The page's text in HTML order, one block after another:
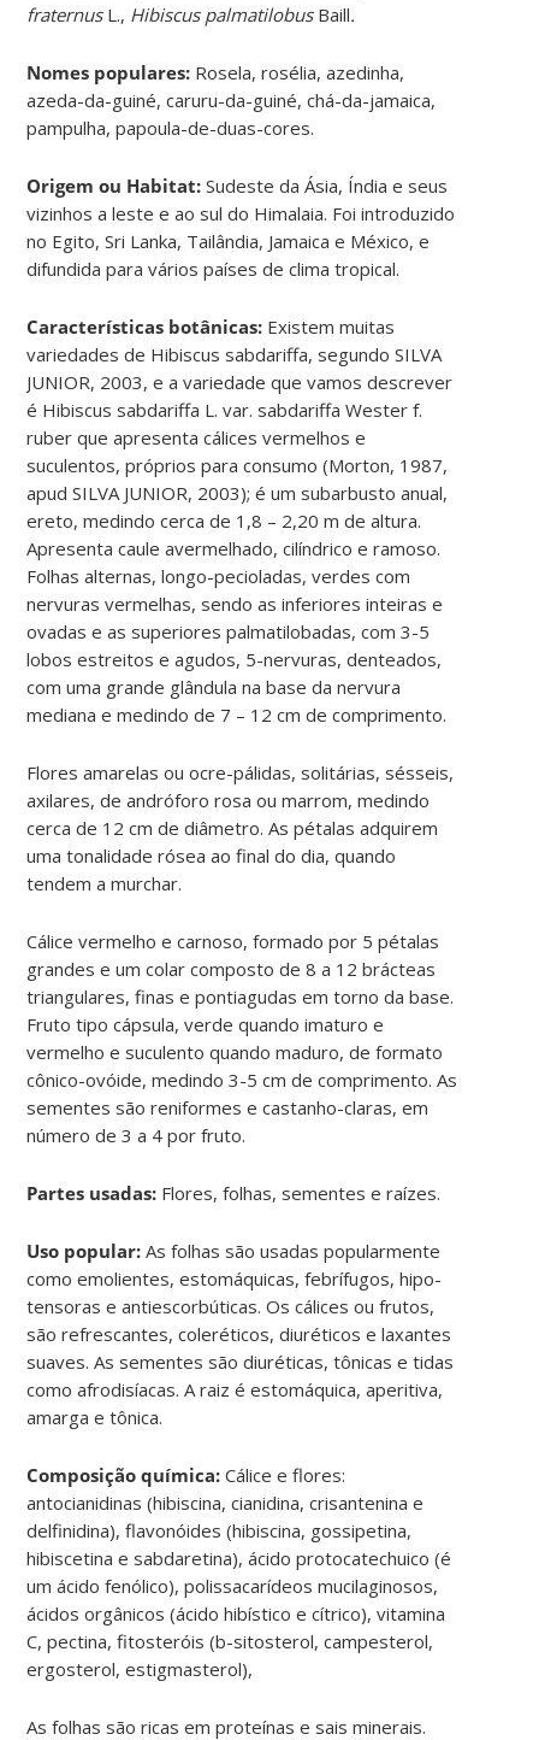
fraternusL., Hibiscus palmatilobusBaill.
Nomes populares: Rosela, rosélia, azedinha,
azeda-da-guiné, caruru-da-guiné, chá-da-jamaica,
pampulha, papoula-de-duas-cores.
Origem ou Habitat:Sudeste da Ásia, Índia e seus
vizinhos a leste e ao sul do Himalaia. Foi introduzido
no Egito, Sri Lanka, Tailândia, Jamaica e México, e
difundida para vários países de clima tropical.
Características botânicas: Existem muitas
variedades de Hibiscus sabdariffa, segundo SILVA
JUNIOR, 2003, e a variedade que vamos descrever
é Hibiscus sabdariffa L. var. sabdariffa Wester f.
ruber que apresenta cálices vermelhos e
suculentos, próprios para consumo (Morton, 1987,
apud SILVA JUNIOR, 2003); é um subarbusto anual,
ereto, medindo cerca de 1,8 – 2,20 m de altura.
Apresenta caule avermelhado, cilíndrico e ramoso.
Folhas alternas, longo-pecioladas, verdes com
nervuras vermelhas, sendo as inferiores inteiras e
ovadas e as superiores palmatilobadas, com 3-5
lobos estreitos e agudos, 5-nervuras, denteados,
com uma grande glândula na base da nervura
mediana e medindo de 7 – 12 cm de comprimento.
Flores amarelas ou ocre-pálidas, solitárias, sésseis,
axilares, de andróforo rosa ou marrom, medindo
cerca de 12 cm de diâmetro. As pétalas adquirem
uma tonalidade rósea ao final do dia, quando
tendem a murchar.
Cálice vermelho e carnoso, formado por 5 pétalas
grandes e um colar composto de 8 a 12 brácteas
triangulares, finas e pontiagudas em torno da base.
Fruto tipo cápsula, verde quando imaturo e
vermelho e suculento quando maduro, de formato
cônico-ovóide, medindo 3-5 cm de comprimento. As
sementes são reniformes e castanho-claras, em
número de 3 a 4 por fruto.
Partes usadas: Flores, folhas, sementes e raízes.
Uso popular:As folhas são usadas popularmente
como emolientes, estomáquicas, febrífugos, hipo-
tensoras e antiescorbúticas. Os cálices ou frutos,
são refrescantes, coleréticos, diuréticos e laxantes
suaves. As sementes são diuréticas, tônicas e tidas
como afrodisíacas. A raiz é estomáquica, aperitiva,
amarga e tônica.
Composição química:Cálice e flores:
antocianidinas (hibiscina, cianidina, crisantenina e
delfinidina), flavonóides (hibiscina, gossipetina,
hibiscetina e sabdaretina), ácido protocatechuico (é
um ácido fenólico), polissacarídeos mucilaginosos,
ácidos orgânicos (ácido hibístico e cítrico), vitamina
C, pectina, fitosteróis (b-sitosterol, campesterol,
ergosterol, estigmasterol),
As folhas são ricas em proteínas e sais minerais.